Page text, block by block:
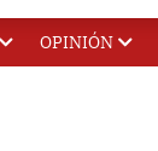
OPINIÓN